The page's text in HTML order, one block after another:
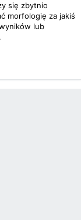
się zbytnio
morfologię za jakiś
lub